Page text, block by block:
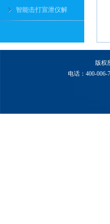
智能击打宣泄仪解
版权
电话：400-006-